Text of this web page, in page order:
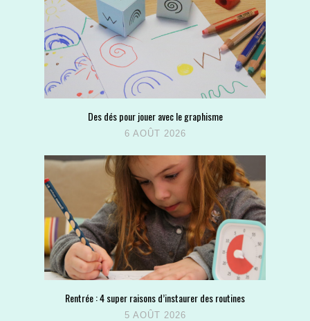
Des dés pour jouer avec le graphisme
6 AOÛT 2026
Rentrée : 4 super raisons d’instaurer des routines
5 AOÛT 2026